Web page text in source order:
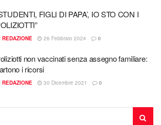
FIGLI DI PAPA’, IO STO CON I
REDAZIONE 26 Febbraio 2024 0
non vaccinati senza assegno familiare:
i ricorsi
REDAZIONE 30 Dicembre 2021 0